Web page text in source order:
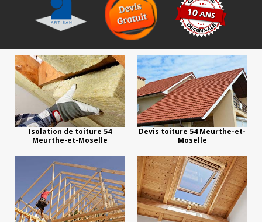
Isolation de toiture 54
Meurthe-et-Moselle
Devis toiture 54 Meurthe-et-
Moselle